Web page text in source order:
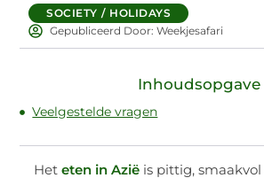
SOCIETY / HOLIDAYS
Gepubliceerd Door: Weekjesafari
Inhoudsopgave
Veelgestelde vragen
Heteten in Azië is pittig,